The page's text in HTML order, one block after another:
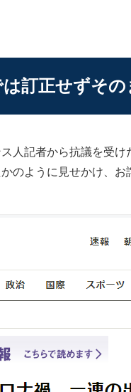
訂正せずその
人記者から抗議を受け
のように見せかけ、お